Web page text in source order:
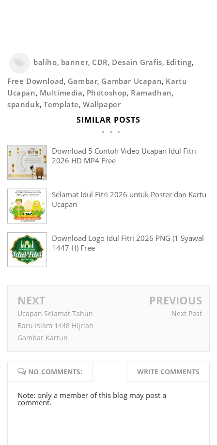
baliho, banner, CDR, Desain Grafis, Editing,
Free Download, Gambar, Gambar Ucapan, Kartu
Ucapan, Multimedia, Photoshop, Ramadhan,
spanduk,Template,Wallpaper
SIMILAR POSTS
Download 5 Contoh Video Ucapan Idul Fitri
2026 HD MP4 Free
Selamat Idul Fitri 2026 untuk Poster dan Kartu
Ucapan
Download Logo Idul Fitri 2026 PNG (1 Syawal
1447 H) Free
NEXT
Ucapan Selamat Tahun
Baru Islam 1448 Hijriah
Gambar Kartun
PREVIOUS
Next Post
NO COMMENTS: WRITE COMMENTS
Note: only a member of this blog may post a
comment.